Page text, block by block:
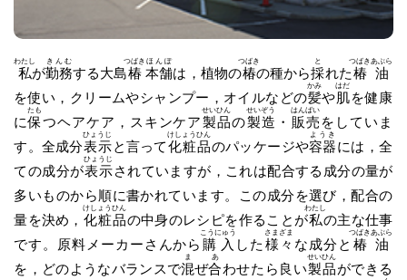
私
わたし
が勤務
きんむ
する大島椿
つばき
本舗
ほんぽ
は，植物の椿
つばき
の種から採
と
れた椿油
つばきあぶら
を使い，クリームやシャンプー，オイルなどの髪
かみ
や肌
はだ
を健康
に保
たも
つヘアケア，スキンケア製品
せいひん
の製造
せいぞう
・ 販売
はんばい
をしていま
す。全成分表示
ひょうじ
と言って化粧品
けしょうひん
のパッケージや容器
ようき
には，全
ての成分が表示
ひょうじ
されていますが，これは配合する成分の量が
多いものから順に書かれています。この成分を選び，配合の
量を決め， 化粧品
けしょうひん
の中身のレシピを作ることが私
わたし
の主な仕事
です。原料メーカーさんから 購入
こうにゅう
した 様々
さまざま
な成分と 椿油
つばきあぶら
を，どのようなバランスで混
ま
ぜ合
あ
わせたら良い製品
せいひん
ができる